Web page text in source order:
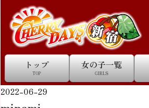
トップ
TOP
女の子一覧
GIRLS
2022-06-29